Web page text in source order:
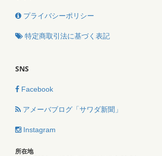
プライバシーポリシー
特定商取引法に基づく表記
SNS
Facebook
アメーバブログ「サワダ新聞」
Instagram
所在地